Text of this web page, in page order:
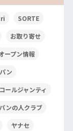
SORTE
お取り寄せ
ープン情報
ン
ールジャンティ
パンの人クラブ
ヤナセ